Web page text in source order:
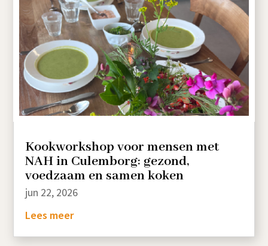
Kookworkshop voor mensen met
NAH in Culemborg: gezond,
voedzaam en samen koken
jun 22, 2026
Lees meer